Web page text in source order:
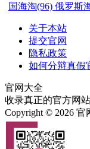
国海淘(96) 俄罗斯
关于本站
提交官网
隐私政策
如何分辩真假
官网大全
收录真正的官方网站
Copyright © 2026 官